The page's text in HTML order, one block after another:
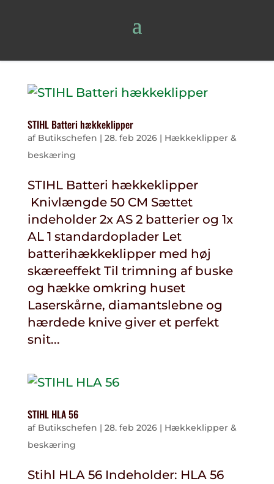
STIHL Batteri hækkeklipper
af Butikschefen | 28. feb 2026| Hækkeklipper &
beskæring
STIHL Batteri hækkeklipper
Knivlængde 50 CM Sættet
indeholder 2x AS 2 batterier og 1x
AL 1 standardoplader Let
batterihækkeklipper med høj
skæreeffekt Til trimning af buske
og hække omkring huset
Laserskårne, diamantslebne og
hærdede knive giver et perfekt
snit...
STIHL HLA 56
af Butikschefen | 28. feb 2026| Hækkeklipper &
beskæring
Stihl HLA 56 Indeholder: HLA 56